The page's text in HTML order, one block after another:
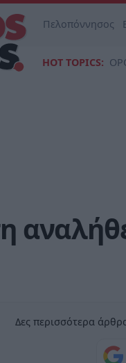
Πελοπόννησος
HOT TOPICS:
Δες περισσότερα